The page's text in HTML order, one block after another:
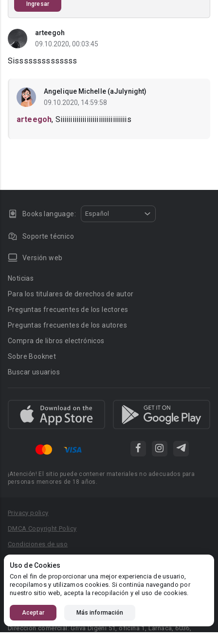
Ingresar
arteegoh
09.10.2020, 00:03:45
Sissssssssssssss
Angelique Michelle (aJulynight)
09.10.2020, 14:59:58
arteegoh, Siiiiiiiiiiiiiiiiiiiiiiiiiiiiiiiiis
Uso de Cookies
Con el fin de proporcionar una mejor experiencia de usuario,
recopilamos y utilizamos cookies. Si continúa navegando por
nuestro sitio web, acepta la recopilación y el uso de cookies.
Aceptar Más información
Books language: Español
Soporte técnico
Versión web
Noticias
Para los titulares de derechos de autor
Preguntas frecuentes de los lectores
Preguntas frecuentes de los autores
Compra de libros electrónicos
Sobre Booknet
Buscar usuarios
¡Atención! El sitio puede contener materiales no adecuados para
personas menores de 18 años.
Privacy policy
DMCA Copyright Policy
Condiciones de uso
Reglas para la publicación de libros
Área RR.PP.: pr@booknet.com
© 2026 Booknet. Todos los derechos reservados.
Dirección comercial: Griva Digeni 51, oficina 1, Larnaca, 6036,